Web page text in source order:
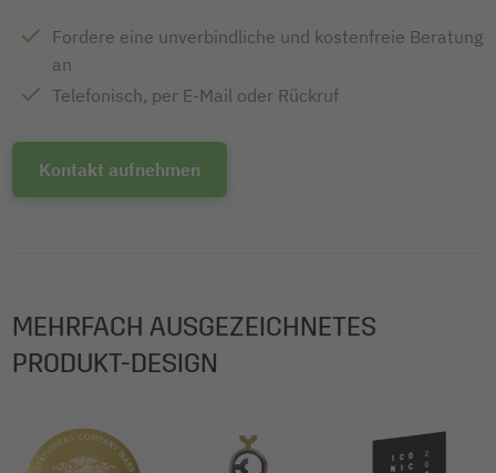
Fordere eine unverbindliche und kostenfreie Beratung
an
Telefonisch, per E-Mail oder Rückruf
Kontakt aufnehmen
MEHRFACH AUSGEZEICHNETES
PRODUKT-DESIGN